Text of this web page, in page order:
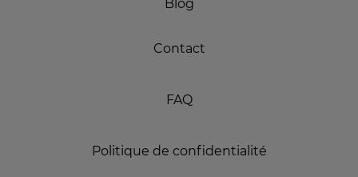
Blog
Contact
FAQ
Politique de confidentialité